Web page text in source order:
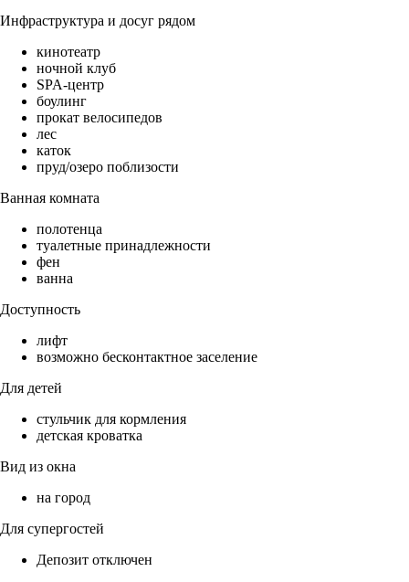
Инфраструктура и досуг рядом
кинотеатр
ночной клуб
SPA-центр
боулинг
прокат велосипедов
лес
каток
пруд/озеро поблизости
Ванная комната
полотенца
туалетные принадлежности
фен
ванна
Доступность
лифт
возможно бесконтактное заселение
Для детей
стульчик для кормления
детская кроватка
Вид из окна
на город
Для супергостей
Депозит отключен